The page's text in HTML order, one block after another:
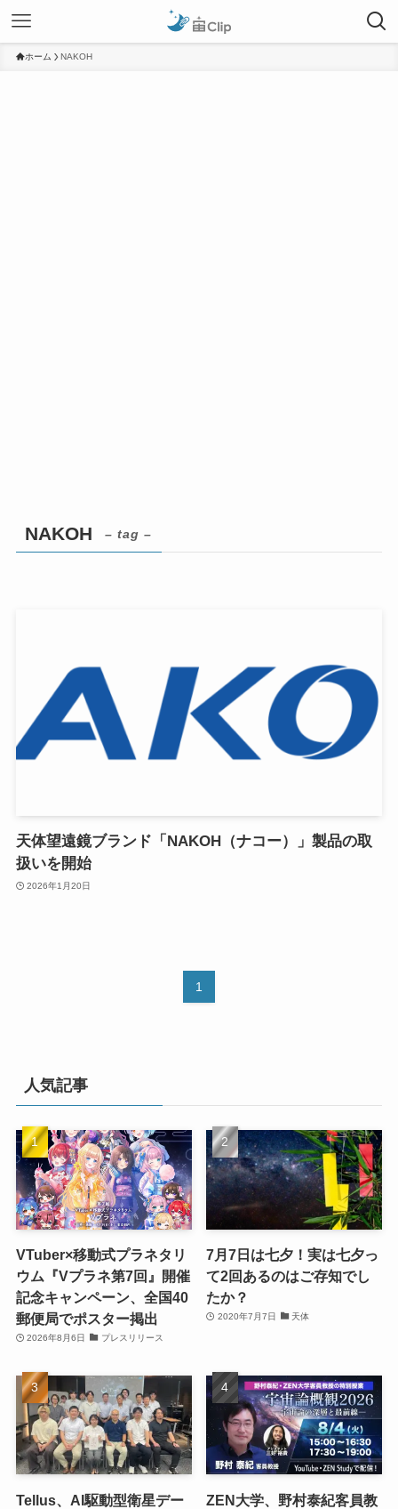
ホーム NAKOH
NAKOH – tag –
天体望遠鏡ブランド「NAKOH（ナコー）」製品の取
扱いを開始
2026年1月20日
1
人気記事
VTuber×移動式プラネタリ
ウム『Vプラネ第7回』開催
記念キャンペーン、全国40
郵便局でポスター掲出
2026年8月6日 プレスリリース
7月7日は七夕！実は七夕っ
て2回あるのはご存知でし
たか？
2020年7月7日 天体
Tellus、AI駆動型衛星デー
ZEN大学、野村泰紀客員教